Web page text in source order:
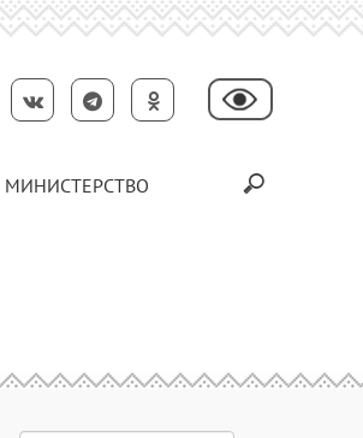
МИНИСТЕРСТВО